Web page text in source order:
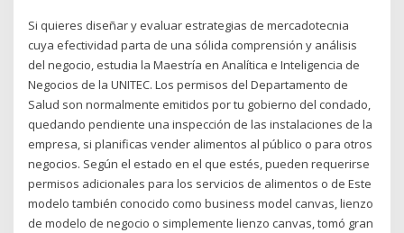
Si quieres diseñar y evaluar estrategias de mercadotecnia
cuya efectividad parta de una sólida comprensión y análisis
del negocio, estudia la Maestría en Analítica e Inteligencia de
Negocios de la UNITEC. Los permisos del Departamento de
Salud son normalmente emitidos por tu gobierno del condado,
quedando pendiente una inspección de las instalaciones de la
empresa, si planificas vender alimentos al público o para otros
negocios. Según el estado en el que estés, pueden requerirse
permisos adicionales para los servicios de alimentos o de Este
modelo también conocido como business model canvas, lienzo
de modelo de negocio o simplemente lienzo canvas, tomó gran